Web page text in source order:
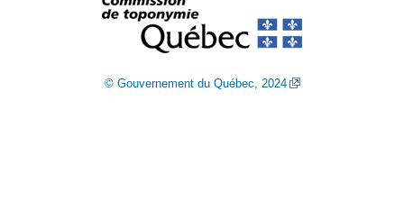
© Gouvernement du Québec, 2024